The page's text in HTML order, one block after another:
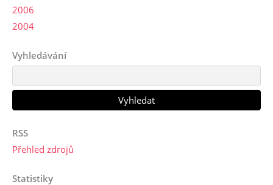
2006
2004
Vyhledávání
RSS
Přehled zdrojů
Statistiky